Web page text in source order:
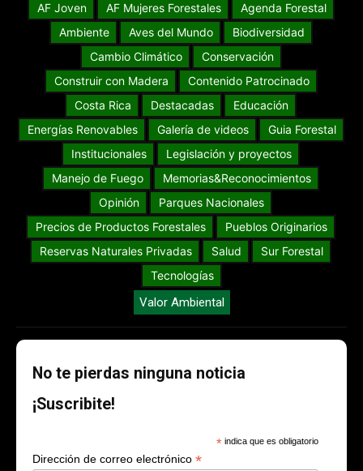
AF Joven AF Mujeres Forestales
Agenda Forestal
Ambiente
Aves del Mundo
Biodiversidad
Cambio Climático
Conservación
Construir con Madera
Contenido Patrocinado
Costa Rica
Destacadas
Educación
Energías Renovables
Galería de videos
Guia Forestal
Institucionales
Legislación y proyectos
Manejo de Fuego
Memorias&Reconocimientos
Opinión
Parques Nacionales
Precios de Productos Forestales
Pueblos Originarios
Reservas Naturales Privadas
Salud
Sur Forestal
Tecnologías
Valor Ambiental
No te pierdas ninguna noticia
¡Suscribite!
* indica que es obligatorio
Dirección de correo electrónico *